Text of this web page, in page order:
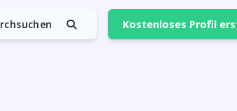
Kostenloses Profil